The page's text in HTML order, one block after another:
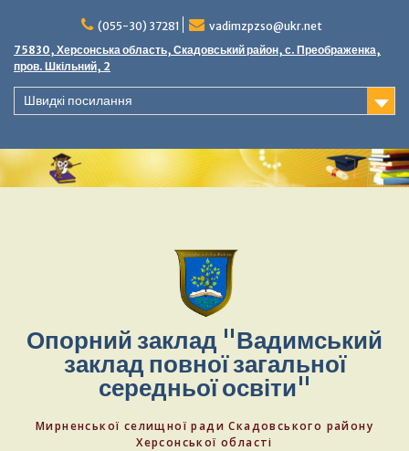
(055-30) 37281
vadimzpzso@ukr.net
75830, Херсонська область, Скадовський район, с. Преображенка,
пров. Шкільний, 2
Швидкі посилання
Опорний заклад "Вадимський
заклад повної загальної
середньої освіти"
Мирненської селищної ради Скадовського району
Херсонської області